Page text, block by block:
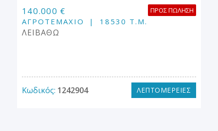
140.000 € ΠΡΟΣ ΠΏΛΗΣΗ
ΑΓΡΟΤΕΜΆΧΙΟ 18530 Τ.Μ.
ΛΕΙΒΑΘΩ
Κωδικός: 1242904 ΛΕΠΤΟΜΕΡΕΙΕΣ